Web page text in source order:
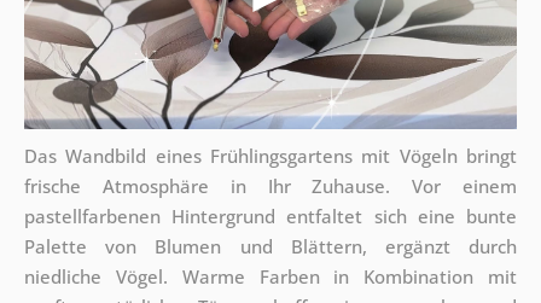
Das Wandbild eines Frühlingsgartens mit Vögeln bringt
frische Atmosphäre in Ihr Zuhause. Vor einem
pastellfarbenen Hintergrund entfaltet sich eine bunte
Palette von Blumen und Blättern, ergänzt durch
niedliche Vögel. Warme Farben in Kombination mit